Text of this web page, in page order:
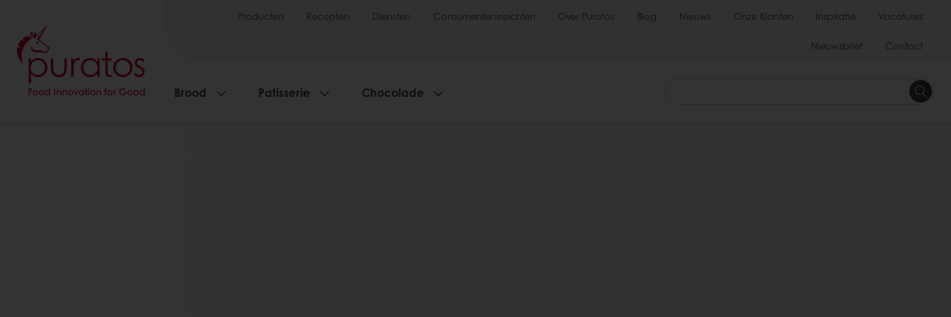
Producten Recepten Diensten Consumenteninzichten Over Puratos Blog Nieuws Onze Klanten Inspiratie Vacatures
Nieuwsbrief Contact
Brood Patisserie Chocolade